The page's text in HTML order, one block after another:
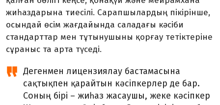
жиһаздарына тиесілі. Сарапшылардың пікірінше,
осындай өсім жағдайында саладағы кәсіби
стандарттар мен тұтынушыны қорғау тетіктеріне
сұраныс та арта түседі.
Дегенмен лицензиялау бастамасына
сақтықпен қарайтын кәсіпкерлер де бар.
Соның бірі – жиһаз жасаушы, жеке кәсіпкер